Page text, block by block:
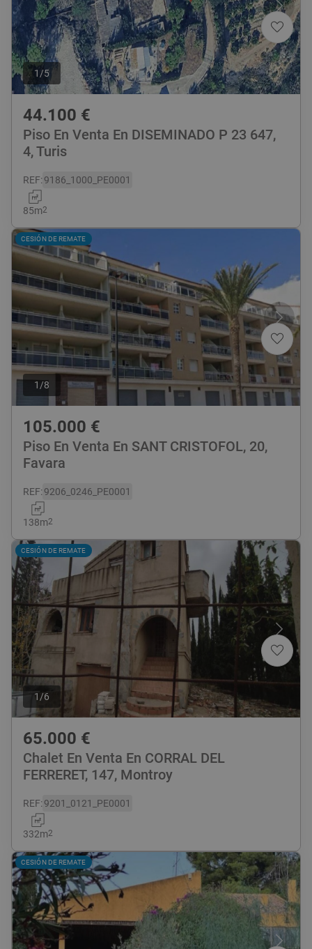
1 /5
44.100 €
Piso En Venta En DISEMINADO P 23 647,
4, Turis
REF:9186_1000_PE0001
85m2
1 /8
CESIÓN DE REMATE
105.000 €
Piso En Venta En SANT CRISTOFOL, 20,
Favara
REF:9206_0246_PE0001
138m2
1 /6
CESIÓN DE REMATE
65.000 €
Chalet En Venta En CORRAL DEL
FERRERET, 147, Montroy
REF:9201_0121_PE0001
332m2
CESIÓN DE REMATE